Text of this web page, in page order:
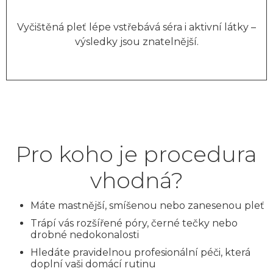
Vyčištěná pleť lépe vstřebává séra i aktivní látky –
výsledky jsou znatelnější.
Pro koho je procedura
vhodná?
Máte mastnější, smíšenou nebo zanesenou pleť
Trápí vás rozšířené póry, černé tečky nebo
drobné nedokonalosti
Hledáte pravidelnou profesionální péči, která
doplní vaši domácí rutinu